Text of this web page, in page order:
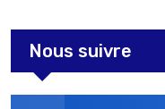
Nous suivre